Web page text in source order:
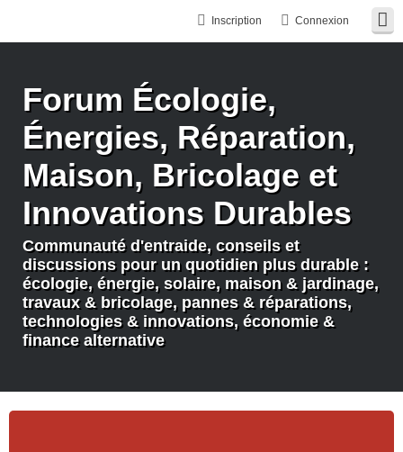
Connexion
Inscription
Forum Écologie,
Énergies, Réparation,
Maison, Bricolage et
Innovations Durables
Communauté d'entraide, conseils et
discussions pour un quotidien plus durable :
écologie, énergie, solaire, maison & jardinage,
travaux & bricolage, pannes & réparations,
technologies & innovations, économie &
finance alternative